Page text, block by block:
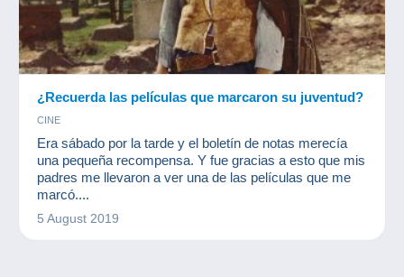
¿Recuerda las películas que marcaron su juventud?
CINE
Era sábado por la tarde y el boletín de notas merecía
una pequeña recompensa. Y fue gracias a esto que mis
padres me llevaron a ver una de las películas que me
marcó....
5 August 2019